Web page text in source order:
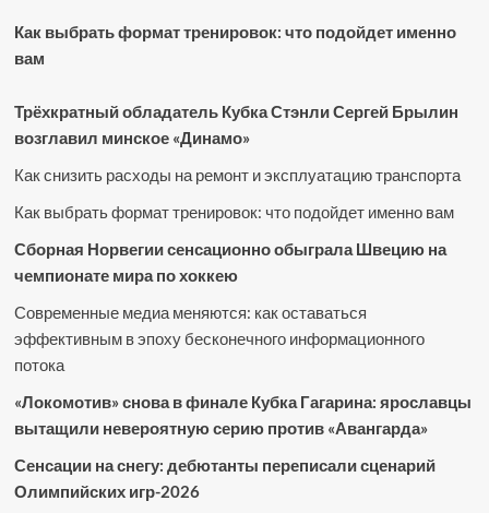
Как выбрать формат тренировок: что подойдет именно
вам
Трёхкратный обладатель Кубка Стэнли Сергей Брылин
возглавил минское «Динамо»
Как снизить расходы на ремонт и эксплуатацию транспорта
Как выбрать формат тренировок: что подойдет именно вам
Сборная Норвегии сенсационно обыграла Швецию на
чемпионате мира по хоккею
Современные медиа меняются: как оставаться
эффективным в эпоху бесконечного информационного
потока
«Локомотив» снова в финале Кубка Гагарина: ярославцы
вытащили невероятную серию против «Авангарда»
Сенсации на снегу: дебютанты переписали сценарий
Олимпийских игр-2026